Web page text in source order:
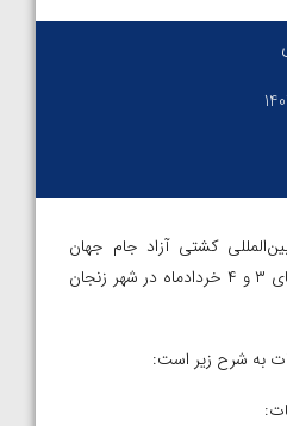
کشتی آزاد جام جهان
روز‌های ۳ و ۴ خردادماه در شهر زنجان
به شرح زیر است: